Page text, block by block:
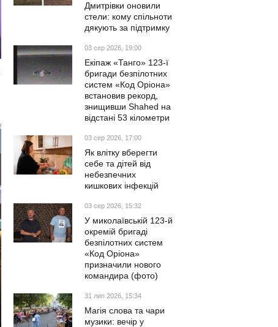
Дмитрівки оновили
стели: кому спільноти
дякують за підтримку
03 сер 2026, 19:00
Екіпаж «Танго» 123-ї
бригади безпілотних
систем «Код Оріона»
встановив рекорд,
знищивши Shahed на
відстані 53 кілометри
03 сер 2026, 17:00
Як влітку вберегти
себе та дітей від
небезпечних
кишкових інфекцій
03 сер 2026, 15:32
У миколаївській 123-й
окремій бригаді
безпілотних систем
«Код Оріона»
призначили нового
командира (фото)
31 лип 2026, 15:34
Магія слова та чари
музики: вечір у